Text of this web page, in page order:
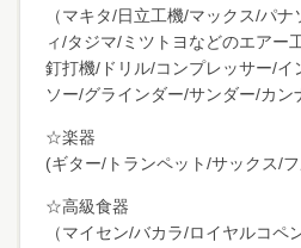
（マキタ/日立工機/マックス/パ
ィ/タジマ/ミツトヨなどのエアー
釘打機/ドリル/コンプレッサー/
ソー/グラインダー/サンダー/カン
☆楽器
(ギター/トランペット/サックス/
☆高級食器
（マイセン/バカラ/ロイヤルコペ